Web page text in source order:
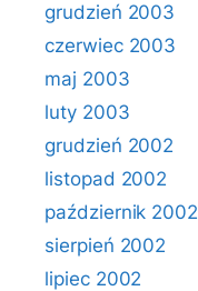
grudzień 2003
czerwiec 2003
maj 2003
luty 2003
grudzień 2002
listopad 2002
październik 2002
sierpień 2002
lipiec 2002